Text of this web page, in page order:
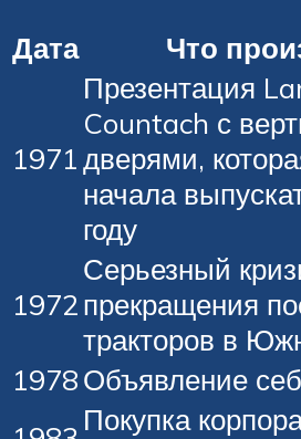
Дата
Что
1971
Презентация
Countach с
дверями,
начала
году
1972
Серьезный
прекращения
тракторов в
1978Объявление
Покупка